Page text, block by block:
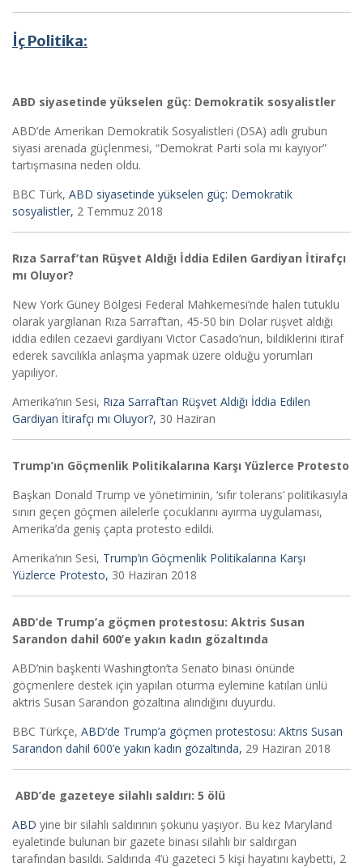
İç Politika:
ABD siyasetinde yükselen güç: Demokratik sosyalistler
ABD’de Amerikan Demokratik Sosyalistleri (DSA) adlı grubun
siyasi arenada güçlenmesi, “Demokrat Parti sola mı kayıyor”
tartışmasına neden oldu.
BBC Türk, ABD siyasetinde yükselen güç: Demokratik
sosyalistler, 2 Temmuz 2018
Rıza Sarraf’tan Rüşvet Aldığı İddia Edilen Gardiyan İtirafçı
mı Oluyor?
New York Güney Bölgesi Federal Mahkemesi’nde halen tutuklu
olarak yargılanan Rıza Sarraf’tan, 45-50 bin Dolar rüşvet aldığı
iddia edilen cezaevi gardiyanı Victor Casado’nun, bildiklerini itiraf
ederek savcılıkla anlaşma yapmak üzere olduğu yorumları
yapılıyor.
Amerika’nın Sesi, Rıza Sarraf’tan Rüşvet Aldığı İddia Edilen
Gardiyan İtirafçı mı Oluyor?, 30 Haziran
Trump’ın Göçmenlik Politikalarına Karşı Yüzlerce Protesto
Başkan Donald Trump ve yönetiminin, ‘sıfır tolerans’ politikasıyla
sınırı geçen göçmen ailelerle çocuklarını ayırma uygulaması,
Amerika’da geniş çapta protesto edildi.
Amerika’nın Sesi, Trump’ın Göçmenlik Politikalarına Karşı
Yüzlerce Protesto, 30 Haziran 2018
ABD’de Trump’a göçmen protestosu: Aktris Susan
Sarandon dahil 600’e yakın kadın gözaltında
ABD’nin başkenti Washington’ta Senato binası önünde
göçmenlere destek için yapılan oturma eylemine katılan ünlü
aktris Susan Sarandon gözaltına alındığını duyurdu.
BBC Türkçe, ABD’de Trump’a göçmen protestosu: Aktris Susan
Sarandon dahil 600’e yakın kadın gözaltında, 29 Haziran 2018
ABD’de gazeteye silahlı saldırı: 5 ölü
ABD yine bir silahlı saldırının şokunu yaşıyor. Bu kez Maryland
eyaletinde bulunan bir gazete binası silahlı bir saldırgan
tarafından basıldı. Saldırıda 4’ü gazeteci 5 kişi hayatını kaybetti, 2